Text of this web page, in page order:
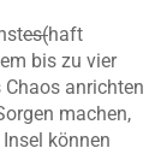
es(haft
bis zu vier
anrichten
machen,
können